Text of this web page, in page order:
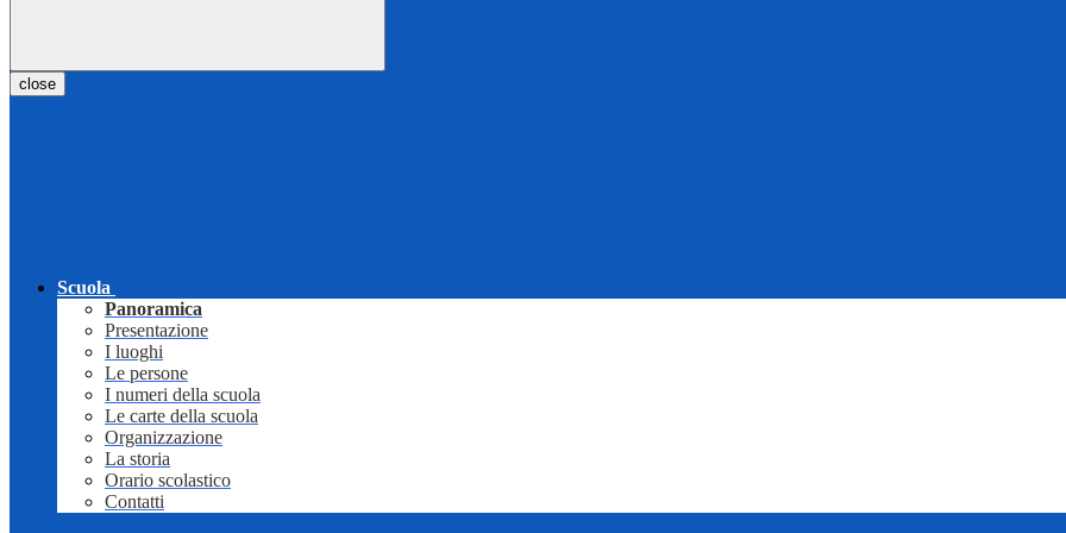
close
Scuola
Panoramica
Presentazione
I luoghi
Le persone
I numeri della scuola
Le carte della scuola
Organizzazione
La storia
Orario scolastico
Contatti